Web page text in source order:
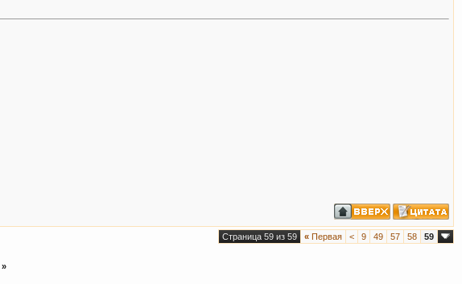
Страница 59 из 59 « Первая < 9 49 57 58 59
»